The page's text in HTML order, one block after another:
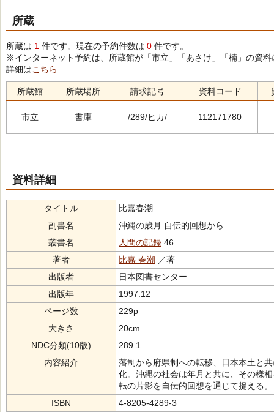
所蔵
所蔵は 1 件です。現在の予約件数は 0 件です。
※インターネット予約は、所蔵館が「市立」「あさけ」「楠」の資
詳細はこちら
所蔵館 所蔵場所 請求記号 資料コード
市立 書庫 /289/ヒカ/ 112171780
資料詳細
タイトル
比嘉春潮
副書名
沖縄の歳月 自伝的回想から
叢書名
人間の記録 46
著者
比嘉 春潮 ／著
出版者
日本図書センター
出版年
1997.12
ページ数
229p
大きさ
20cm
NDC分類(10版)
289.1
内容紹介
藩制から府県制への転移、日本本土と
化。沖縄の社会は年月と共に、その様
転の片影を自伝的回想を通じて捉える
ISBN
4-8205-4289-3